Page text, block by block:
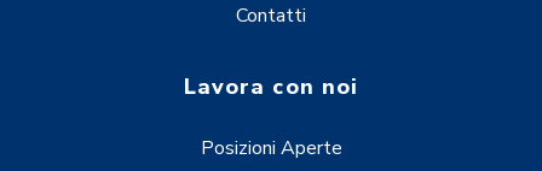
Contatti
Lavora con noi
Posizioni Aperte